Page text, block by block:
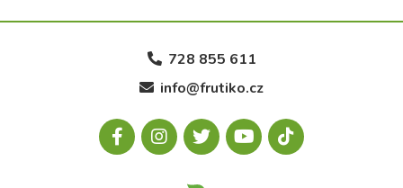
728 855 611
info@frutiko.cz